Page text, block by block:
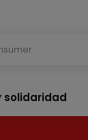
solidaridad